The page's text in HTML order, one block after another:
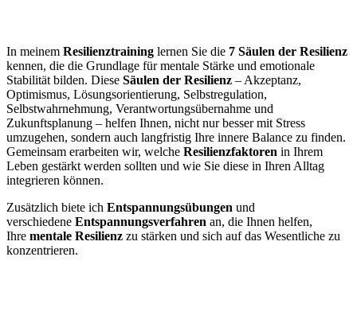
In meinem Resilienztraining lernen Sie die 7 Säulen der Resilienz
kennen, die die Grundlage für mentale Stärke und emotionale
Stabilität bilden. Diese Säulen der Resilienz – Akzeptanz,
Optimismus, Lösungsorientierung, Selbstregulation,
Selbstwahrnehmung, Verantwortungsübernahme und
Zukunftsplanung – helfen Ihnen, nicht nur besser mit Stress
umzugehen, sondern auch langfristig Ihre innere Balance zu finden.
Gemeinsam erarbeiten wir, welche Resilienzfaktoren in Ihrem
Leben gestärkt werden sollten und wie Sie diese in Ihren Alltag
integrieren können.
Zusätzlich biete ich Entspannungsübungen und
verschiedene Entspannungsverfahren an, die Ihnen helfen,
Ihre mentale Resilienz zu stärken und sich auf das Wesentliche zu
konzentrieren.